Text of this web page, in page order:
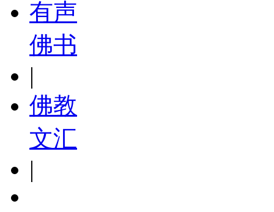
有声
佛书
|
佛教
文汇
|